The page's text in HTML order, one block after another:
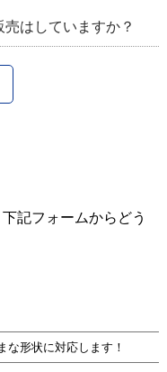
はしていますか？
記フォームからどう